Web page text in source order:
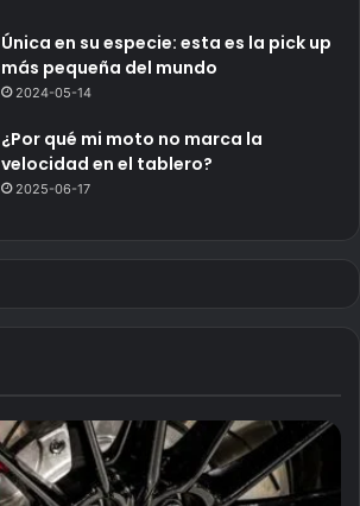
Única en su especie: esta es la pick up
más pequeña del mundo
2024-05-14
¿Por qué mi moto no marca la
velocidad en el tablero?
2025-06-17